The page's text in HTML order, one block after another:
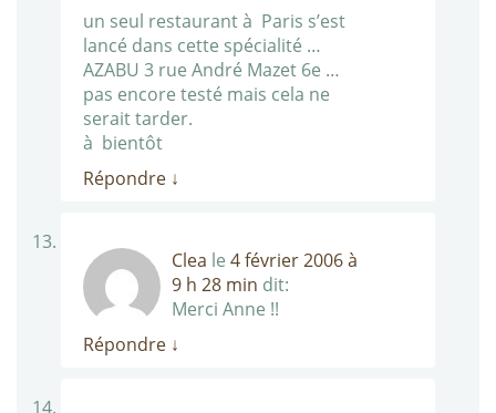
un seul restaurant à Paris s’est
lancé dans cette spécialité …
AZABU 3 rue André Mazet 6e …
pas encore testé mais cela ne
serait tarder.
à bientôt
Répondre ↓
Clea le 4 février 2006 à
9 h 28 min dit:
Merci Anne !!
Répondre ↓